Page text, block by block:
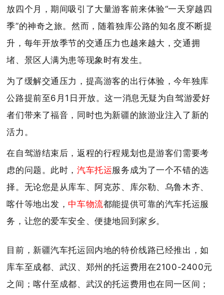
放四个月，期间吸引了大量游客前来体验“一天穿越四
季”的神奇之旅。然而，随着独库公路的知名度不断提
升，每年开放季节的交通压力也越来越大，交通拥
堵、景区人满为患等现象时有发生。
为了缓解交通压力，提高游客的出行体验，今年独库
公路提前至6月1日开放。这一消息无疑为自驾游爱好
者们带来了福音，同时也为新疆的旅游业注入了新的
活力。
在自驾游结束后，返程的行程规划也是游客们需要考
虑的问题。此时，汽车托运服务成为了一个不错的选
择。无论您是从库车、阿克苏、库尔勒、乌鲁木齐、
喀什等地出发， 中车物流都能提供可靠的汽车托运服
务，让您的爱车安全、便捷地回到家乡。
目前，新疆汽车托运回内地的特价线路已经推出，如
库车至成都、武汉、郑州的托运费用在2100-2400元
之间；喀什至成都、武汉的托运费用也在同一区间；